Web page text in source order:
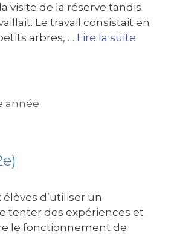
visite de la réserve tandis
Le travail consistait en
arbres, … Lire la suite
année
d’utiliser un
tenter des expériences et
le fonctionnement de